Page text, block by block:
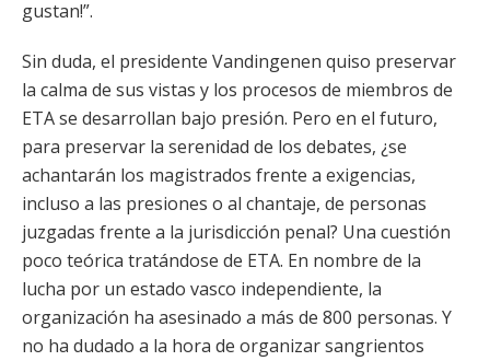
gustan!”.
Sin duda, el presidente Vandingenen quiso preservar
la calma de sus vistas y los procesos de miembros de
ETA se desarrollan bajo presión. Pero en el futuro,
para preservar la serenidad de los debates, ¿se
achantarán los magistrados frente a exigencias,
incluso a las presiones o al chantaje, de personas
juzgadas frente a la jurisdicción penal? Una cuestión
poco teórica tratándose de ETA. En nombre de la
lucha por un estado vasco independiente, la
organización ha asesinado a más de 800 personas. Y
no ha dudado a la hora de organizar sangrientos